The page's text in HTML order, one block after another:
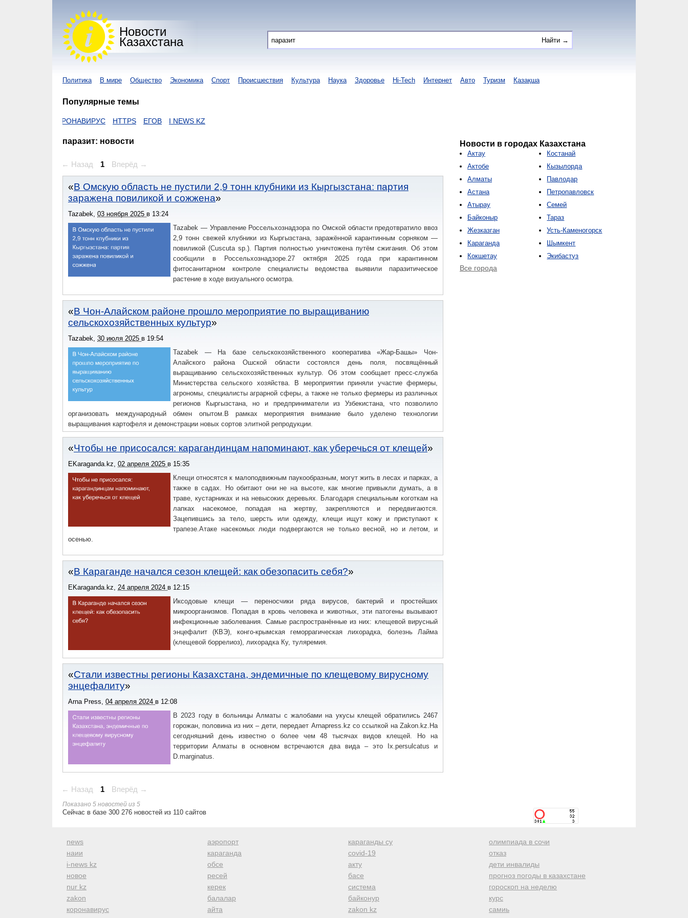
Новости
Казахстана
Политика В мире Общество Экономика Спорт Происшествия Культура Наука Здоровье Hi-Tech Интернет Авто Туризм Қазақша
Популярные темы
КОРОНАВИРУС HTTPS ЕГОВ I NEWS KZ
паразит: новости
← Назад 1 Вперёд →
В Омскую область не пустили 2,9 тонн клубники из Кыргызстана: партия
заражена повиликой и сожжена
Tazabek, 03 ноября 2025 в 13:24
Tazabek — Управление Россельхознадзора по Омской области предотвратило ввоз
2,9 тонн свежей клубники из Кыргызстана, заражённой карантинным сорняком —
повиликой (Cuscuta sp.). Партия полностью уничтожена путём сжигания. Об этом
сообщили в Россельхознадзоре.27 октября 2025 года при карантинном
фитосанитарном контроле специалисты ведомства выявили паразитическое
растение в ходе визуального осмотра.
В Чон-Алайском районе прошло мероприятие по выращиванию
сельскохозяйственных культур
Tazabek, 30 июля 2025 в 19:54
Tazabek — На базе сельскохозяйственного кооператива «Жар-Башы» Чон-
Алайского района Ошской области состоялся день поля, посвящённый
выращиванию сельскохозяйственных культур. Об этом сообщает пресс-служба
Министерства сельского хозяйства. В мероприятии приняли участие фермеры,
агрономы, специалисты аграрной сферы, а также не только фермеры из различных
регионов Кыргызстана, но и предприниматели из Узбекистана, что позволило
организовать международный обмен опытом.В рамках мероприятия внимание было уделено технологии
выращивания картофеля и демонстрации новых сортов элитной репродукции.
Чтобы не присосался: карагандинцам напоминают, как уберечься от клещей
EKaraganda.kz, 02 апреля 2025 в 15:35
Клещи относятся к малоподвижным паукообразным, могут жить в лесах и парках, а
также в садах. Но обитают они не на высоте, как многие привыкли думать, а в
траве, кустарниках и на невысоких деревьях. Благодаря специальным коготкам на
лапках насекомое, попадая на жертву, закрепляются и передвигаются.
Зацепившись за тело, шерсть или одежду, клещи ищут кожу и приступают к
трапезе.Атаке насекомых люди подвергаются не только весной, но и летом, и
осенью.
В Караганде начался сезон клещей: как обезопасить себя?
EKaraganda.kz, 24 апреля 2024 в 12:15
Иксодовые клещи — переносчики ряда вирусов, бактерий и простейших
микроорганизмов. Попадая в кровь человека и животных, эти патогены вызывают
инфекционные заболевания. Самые распространённые из них: клещевой вирусный
энцефалит (КВЭ), конго-крымская геморрагическая лихорадка, болезнь Лайма
(клещевой боррелиоз), лихорадка Ку, туляремия.
Стали известны регионы Казахстана, эндемичные по клещевому вирусному
энцефалиту
Arna Press, 04 апреля 2024 в 12:08
В 2023 году в больницы Алматы с жалобами на укусы клещей обратились 2467
горожан, половина из них – дети, передает Arnapress.kz со ссылкой на Zakon.kz.На
сегодняшний день известно о более чем 48 тысячах видов клещей. Но на
территории Алматы в основном встречаются два вида – это Ix.persulcatus и
D.marginatus.
← Назад 1 Вперёд →
Показано 5 новостей из 5
Новости в городах Казахстана
Актау
Актобе
Алматы
Астана
Атырау
Байконыр
Жезказган
Караганда
Кокшетау
Костанай
Кызылорда
Павлодар
Петропавловск
Семей
Тараз
Усть-Каменогорск
Шымкент
Экибастуз
Все города
Сейчас в базе 300 276 новостей из 110 сайтов
news
наии
i-news kz
новое
nur kz
zakon
коронавирус
аэропорт
караганда
обсе
ресей
керек
балалар
айта
караганды су
covid-19
акту
басе
система
байконур
zakon kz
олимпиада в сочи
отказ
дети инвалиды
прогноз погоды в казахстане
гороскоп на неделю
курс
самиь